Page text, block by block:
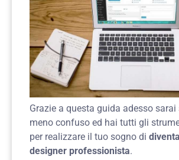
Grazie a questa guida adesso
meno confuso ed hai tutti gli
per realizzare il tuo sogno di
designer professionista.